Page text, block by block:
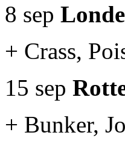
8 sep
+ Crass,
15 sep
+ Bunker,